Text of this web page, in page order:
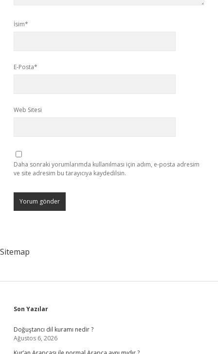
İsim*
E-Posta*
Web Sitesi
Daha sonraki yorumlarımda kullanılması için adım, e-posta adresim
ve site adresim bu tarayıcıya kaydedilsin.
Sitemap
Sidebar
Son Yazılar
Doğuştancı dil kuramı nedir ?
Ağustos 6, 2026